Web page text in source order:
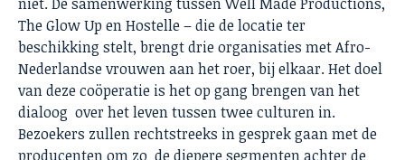
The Glow Up en Hostelle – die de locatie ter
beschikking stelt, brengt drie organisaties met Afro-
Nederlandse vrouwen aan het roer, bij elkaar. Het doel
van deze coöperatie is het op gang brengen van het
dialoog over het leven tussen twee culturen in.
Bezoekers zullen rechtstreeks in gesprek gaan met de
producenten om zo de diepere segmenten achter de